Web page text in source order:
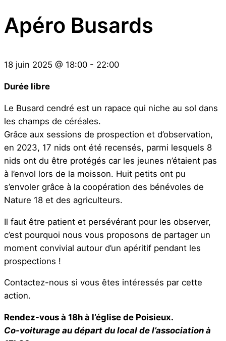
Apéro Busards
18 juin 2025 @ 18:00 - 22:00
Durée libre
Le Busard cendré est un rapace qui niche au sol dans
les champs de céréales.
Grâce aux sessions de prospection et d’observation,
en 2023, 17 nids ont été recensés, parmi lesquels 8
nids ont du être protégés car les jeunes n’étaient pas
à l’envol lors de la moisson. Huit petits ont pu
s’envoler grâce à la coopération des bénévoles de
Nature 18 et des agriculteurs.
Il faut être patient et persévérant pour les observer,
c’est pourquoi nous vous proposons de partager un
moment convivial autour d’un apéritif pendant les
prospections !
Contactez-nous si vous êtes intéressés par cette
action.
Rendez-vous à 18h à l’église de Poisieux.
Co-voiturage au départ du local de l’association à